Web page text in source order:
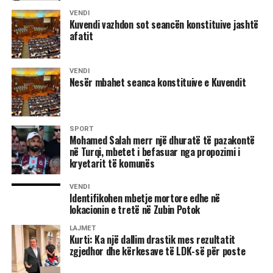
rrethuar e të kërcënuar nga zjarri i shkaktuar qëllimshëm
brenda në shtëpi, vlerësoi dr. Gjergji.
8 gusht 1995
Dhuna e përditshme në Kosovë
Hani i Elezit: –Më 4 gusht, në orët e pasditës, policia
serbe thirri për herë të tretë, Hakik Qajanin me pretekst të
armës.
Njoftohet se në polici gati për çdo ditë thirret edhe babai i
tij, Mejdiu.
Po këtë ditë, me të njëjtin pretekst, në pyetje u mor edhe
VENDI
Kuvendi vazhdon sot seancën konstituive jashtë
afatit
VENDI
Nesër mbahet seanca konstituive e Kuvendit
SPORT
Mohamed Salah merr një dhuratë të pazakontë
në Turqi, mbetet i befasuar nga propozimi i
kryetarit të komunës
VENDI
Identifikohen mbetje mortore edhe në
lokacionin e tretë në Zubin Potok
LAJMET
Kurti: Ka një dallim drastik mes rezultatit
zgjedhor dhe kërkesave të LDK-së për poste